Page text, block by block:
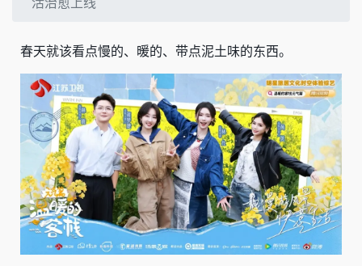
春天就该看点慢的、暖的、带点泥土味的东西。